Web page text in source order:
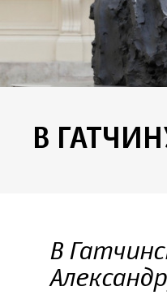
В
В